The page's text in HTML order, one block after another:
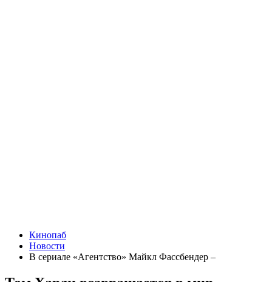
Кинопаб
Новости
В сериале «Агентство» Майкл Фассбендер –